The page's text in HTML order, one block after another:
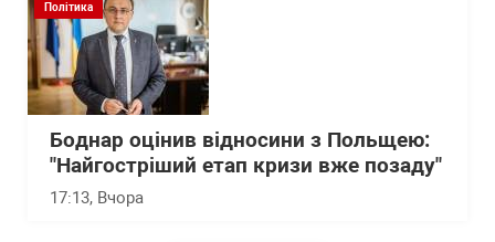
Політика
Боднар оцінив відносини з Польщею:
"Найгостріший етап кризи вже позаду"
17:13, Вчора